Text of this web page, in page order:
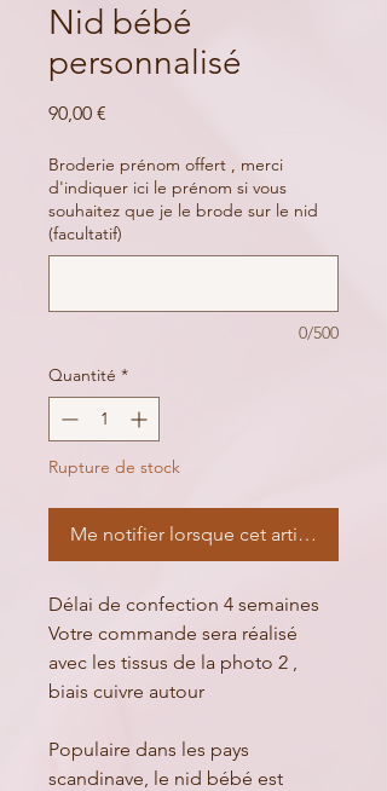
Nid bébé
personnalisé
90,00 €
Broderie prénom offert , merci
d'indiquer ici le prénom si vous
souhaitez que je le brode sur le nid
(facultatif)
0/500
Quantité *
Rupture de stock
Me notifier lorsque cet article est
Délai de confection 4 semaines
Votre commande sera réalisé
avec les tissus de la photo 2 ,
biais cuivre autour
Populaire dans les pays
scandinave, le nid bébé est